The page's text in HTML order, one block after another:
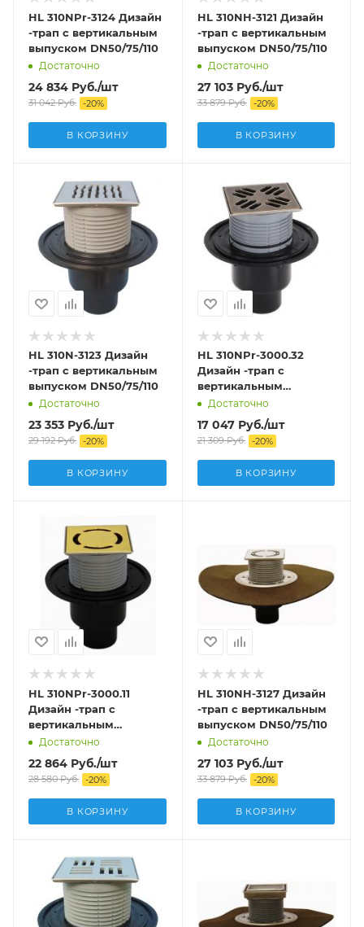
HL 310NPr-3124 Дизайн
-трап с вертикальным
выпуском DN50/75/110
Достаточно
24 834 Руб./шт
31 042Руб. -20%
В КОРЗИНУ
HL 310NH-3121 Дизайн
-трап с вертикальным
выпуском DN50/75/110
Достаточно
27 103Руб./шт
33 879Руб. -20%
В КОРЗИНУ
HL 310N-3123 Дизайн
-трап с вертикальным
выпуском DN50/75/110
Достаточно
23 353 Руб./шт
29 192Руб. -20%
В КОРЗИНУ
HL 310NPr-3000.32
Дизайн -трап с
вертикальным
выпуском DN50/75/110
Достаточно
17 047Руб./шт
21 309Руб. -20%
В КОРЗИНУ
HL 310NPr-3000.11
Дизайн -трап с
вертикальным
выпуском DN50/75/110
Достаточно
22 864 Руб./шт
28 580Руб. -20%
В КОРЗИНУ
HL 310NH-3127 Дизайн
-трап с вертикальным
выпуском DN50/75/110
Достаточно
27 103Руб./шт
33 879Руб. -20%
В КОРЗИНУ